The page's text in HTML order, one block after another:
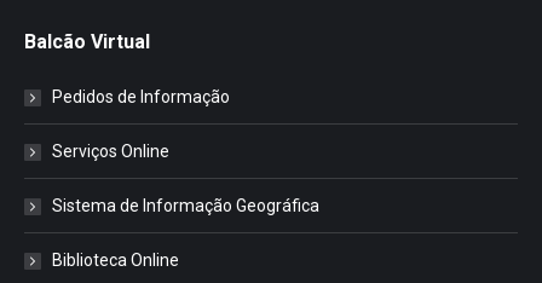
Balcão Virtual
Pedidos de Informação
Serviços Online
Sistema de Informação Geográfica
Biblioteca Online